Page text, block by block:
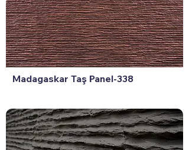
Madagaskar Taş Panel-338